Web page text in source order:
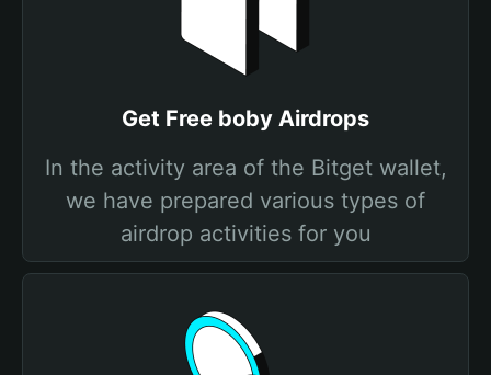
Get Free boby Airdrops
In the activity area of the Bitget wallet,
we have prepared various types of
airdrop activities for you